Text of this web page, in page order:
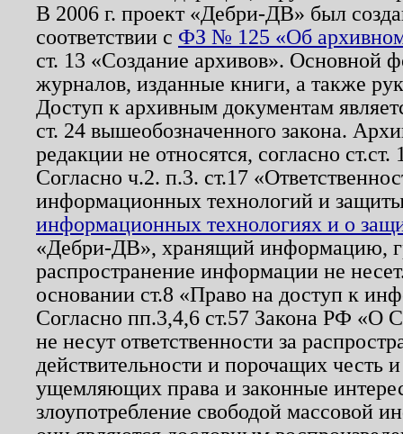
В 2006 г. проект «Дебри-ДВ» был
соответствии с ФЗ № 125 «Об
ст. 13 «Создание архивов». Основной
журналов, изданные книги, а также
Доступ к архивным документам
ст. 24 вышеобозначенного закона.
редакции не относятся, согласно
Согласно ч.2. п.3. ст.17
информационных технологий и
информационных технологиях и о
«Дебри-ДВ», хранящий информацию,
распространение информации не
основании ст.8 «Право на доступ к
Согласно пп.3,4,6 ст.57 Закона РФ «О
не несут ответственности за
действительности и порочащих честь
ущемляющих права и законные
злоупотребление свободой массовой